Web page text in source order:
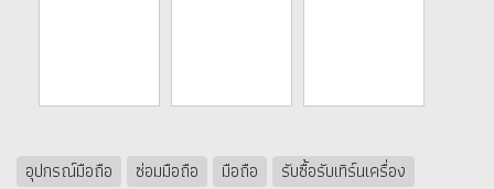
อุปกรณ์มือถือ ซ่อมมือถือ มือถือ รับซื้อรับเทิร์นเครื่อง